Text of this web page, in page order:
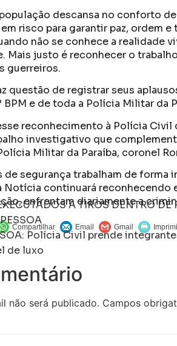
descansa no conforto
risco para garantir paz, ordem
não se conhece a realidade
Mais justo é reconhecer o
guerreiros.
questão de registrar seus
e de toda a Polícia Militar da
reconhecimento à Polícia Civil
investigativo que
Militar da Paraíba, coronel
segurança trabalham de forma
Notícia continuará
enfrentam diariamente a
A TIROS DENTRO
Polícia Civil prende
de luxo
não será publicado. Campos